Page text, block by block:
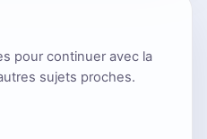
pour continuer avec la
sujets proches.